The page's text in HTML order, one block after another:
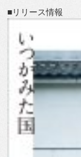
■リリース情報